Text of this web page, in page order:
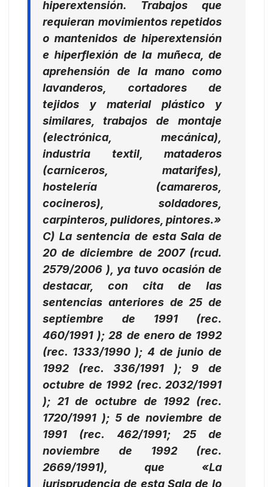
hiperextensión. Trabajos que
requieran movimientos repetidos
o mantenidos de hiperextensión
e hiperflexión de la muñeca, de
aprehensión de la mano como
lavanderos, cortadores de
tejidos y material plástico y
similares, trabajos de montaje
(electrónica, mecánica),
industria textil, mataderos
(carniceros, matarifes),
hostelería (camareros,
cocineros), soldadores,
carpinteros, pulidores, pintores.»
C) La sentencia de esta Sala de
20 de diciembre de 2007 (rcud.
2579/2006 ), ya tuvo ocasión de
destacar, con cita de las
sentencias anteriores de 25 de
septiembre de 1991 (rec.
460/1991 ); 28 de enero de 1992
(rec. 1333/1990 ); 4 de junio de
1992 (rec. 336/1991 ); 9 de
octubre de 1992 (rec. 2032/1991
); 21 de octubre de 1992 (rec.
1720/1991 ); 5 de noviembre de
1991 (rec. 462/1991; 25 de
noviembre de 1992 (rec.
2669/1991), que «La
jurisprudencia de esta Sala de lo